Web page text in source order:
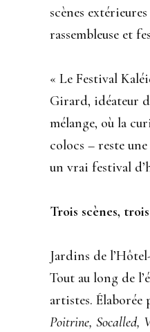
scènes
rassembleuse et
« Le Festival
Girard, idéateur
mélange, où la
colocs – reste
un vrai festival
Trois scènes,
Jardins de
Tout au long de
artistes.
Poitrine, Socalled,